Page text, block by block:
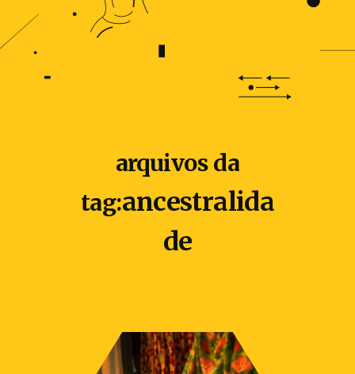
arquivos da
tag:ancestralida
de